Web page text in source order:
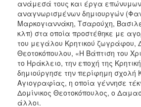
ανάμεσά τους και έργα
αναγνωρισμένων δημιουργών
Μαρκογιαννάκη, Τσαρούχη,
κλπ) στα οποία προστέθηκε με
του μεγάλου Κρητικού ζωγράφου,
Θεοτοκόπουλου, «Η Βάπτιση του
το Ηράκλειο, την εποχή της
δημιούργησε την περίφημη σχολή
Αγιογραφίας, η οποία γέννησε
Δομίνικος Θεοτοκόπουλος, ο
άλλοι.